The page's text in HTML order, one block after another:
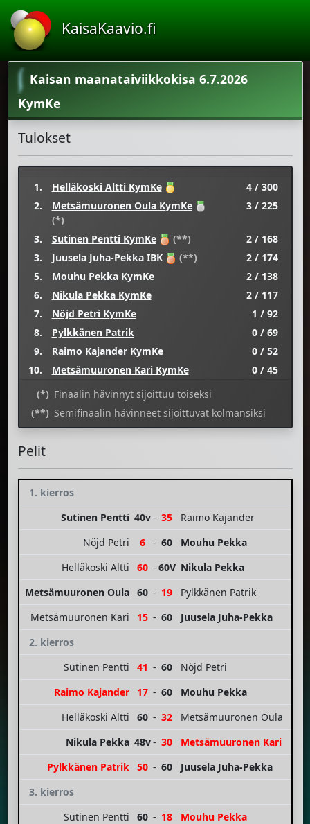
KaisaKaavio.fi
Kaisan maanataiviikkokisa 6.7.2026
KymKe
Tulokset
1. Helläkoski Altti KymKe
4 / 300
2.
Metsämuuronen Oula KymKe
(*)
3 / 225
3. Sutinen Pentti KymKe (**)
2 / 168
3.
Juusela Juha-Pekka IBK (**)
2 / 174
5.
Mouhu Pekka KymKe
2 / 138
6.
Nikula Pekka KymKe
2 / 117
7.
Nöjd Petri KymKe
1 / 92
8.
Pylkkänen Patrik
0 / 69
9.
Raimo Kajander KymKe
0 / 52
10.
Metsämuuronen Kari KymKe
0 / 45
(*) Finaalin hävinnyt sijoittuu toiseksi
(**) Semifinaalin hävinneet sijoittuvat kolmansiksi
Pelit
1. kierros
Sutinen Pentti 40v- 35
Raimo Kajander
Nöjd Petri
6 - 60
Mouhu Pekka
Helläkoski Altti
60 - 60V Nikula Pekka
Metsämuuronen Oula
60 - 19
Pylkkänen Patrik
Metsämuuronen Kari
15 - 60
Juusela Juha-Pekka
2. kierros
Sutinen Pentti
41 - 60
Nöjd Petri
Raimo Kajander
17 - 60
Mouhu Pekka
Helläkoski Altti
60 - 32
Metsämuuronen Oula
Nikula Pekka 48v- 30
Metsämuuronen Kari
Pylkkänen Patrik
50 - 60
Juusela Juha-Pekka
3. kierros
Sutinen Pentti
60 - 18
Mouhu Pekka